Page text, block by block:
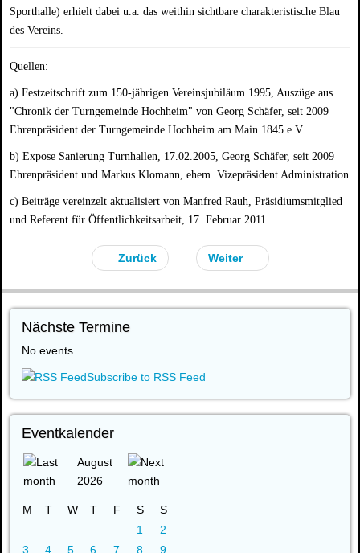
Sporthalle) erhielt dabei u.a. das weithin sichtbare charakteristische Blau
des Vereins.
Quellen:
a) Festzeitschrift zum 150-jährigen Vereinsjubiläum 1995, Auszüge aus
"Chronik der Turngemeinde Hochheim" von Georg Schäfer, seit 2009
Ehrenpräsident der Turngemeinde Hochheim am Main 1845 e.V.
b) Expose Sanierung Turnhallen, 17.02.2005, Georg Schäfer, seit 2009
Ehrenpräsident und Markus Klomann, ehem. Vizepräsident Administration
c) Beiträge vereinzelt aktualisiert von Manfred Rauh, Präsidiumsmitglied
und Referent für Öffentlichkeitsarbeit, 17. Februar 2011
Zurück Weiter
Nächste Termine
No events
Subscribe to RSS Feed
Eventkalender
August
2026
M T W T F S
S
1
2
3
4 5 6 7 8 9